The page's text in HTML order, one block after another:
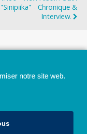
"Sinipiika" - Chronique &
Interview.
notre site web.